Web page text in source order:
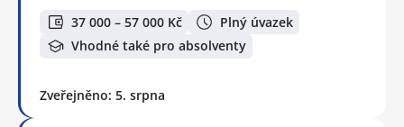
37 000 – 57 000 Kč
Plný úvazek
Vhodné také pro absolventy
Zveřejněno: 5. srpna